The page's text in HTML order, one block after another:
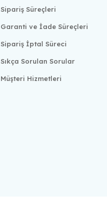
Sipariş Süreçleri
Garanti ve İade Süreçleri
Sipariş İptal Süreci
Sıkça Sorulan Sorular
Müşteri Hizmetleri